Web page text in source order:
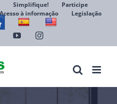
Simplifique!
Participe
à informação
Legislação
YouTubeInstagram